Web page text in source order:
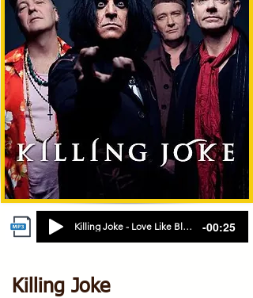
Killing Joke - Love Like Blood -00:25
Killing Joke